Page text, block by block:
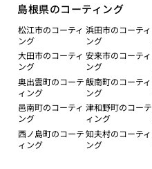
島根県のコーティング
松江市のコーティ
ング
浜田市のコーティ
ング
大田市のコーティ
ング
安来市のコーティ
ング
奥出雲町のコーテ
ィング
飯南町のコーティ
ング
邑南町のコーティ
ング
津和野町のコーテ
ィング
西ノ島町のコーテ
ィング
知夫村のコーティ
ング